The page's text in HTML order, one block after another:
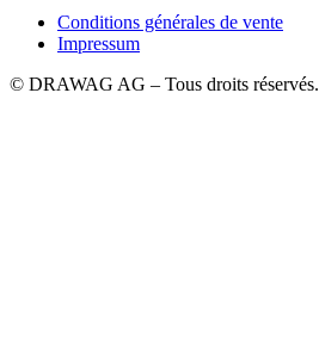
Conditions générales de vente
Impressum
© DRAWAG AG – Tous droits réservés.